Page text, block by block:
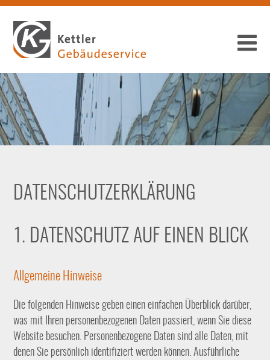
DATENSCHUTZERKLÄRUNG
1. DATENSCHUTZ AUF EINEN BLICK
Allgemeine Hinweise
Die folgenden Hinweise geben einen einfachen Überblick darüber,
was mit Ihren personenbezogenen Daten passiert, wenn Sie diese
Website besuchen. Personenbezogene Daten sind alle Daten, mit
denen Sie persönlich identifiziert werden können. Ausführliche